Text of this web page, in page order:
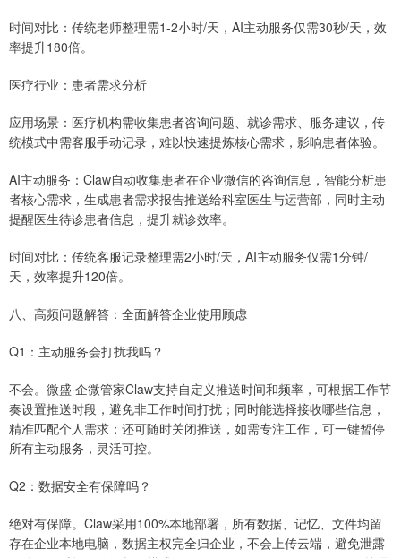
时间对比：传统老师整理需1-2小时/天，AI主动服务仅需30秒/天，效
率提升180倍。
医疗行业：患者需求分析
应用场景：医疗机构需收集患者咨询问题、就诊需求、服务建议，传
统模式中需客服手动记录，难以快速提炼核心需求，影响患者体验。
AI主动服务：Claw自动收集患者在企业微信的咨询信息，智能分析患
者核心需求，生成患者需求报告推送给科室医生与运营部，同时主动
提醒医生待诊患者信息，提升就诊效率。
时间对比：传统客服记录整理需2小时/天，AI主动服务仅需1分钟/
天，效率提升120倍。
八、高频问题解答：全面解答企业使用顾虑
Q1：主动服务会打扰我吗？
不会。微盛·企微管家Claw支持自定义推送时间和频率，可根据工作节
奏设置推送时段，避免非工作时间打扰；同时能选择接收哪些信息，
精准匹配个人需求；还可随时关闭推送，如需专注工作，可一键暂停
所有主动服务，灵活可控。
Q2：数据安全有保障吗？
绝对有保障。Claw采用100%本地部署，所有数据、记忆、文件均留
存在企业本地电脑，数据主权完全归企业，不会上传云端，避免泄露